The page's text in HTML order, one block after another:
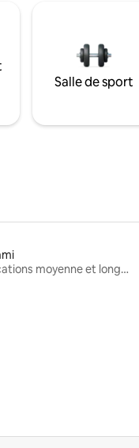
Salle de sport
Locations moyenne et longue durée